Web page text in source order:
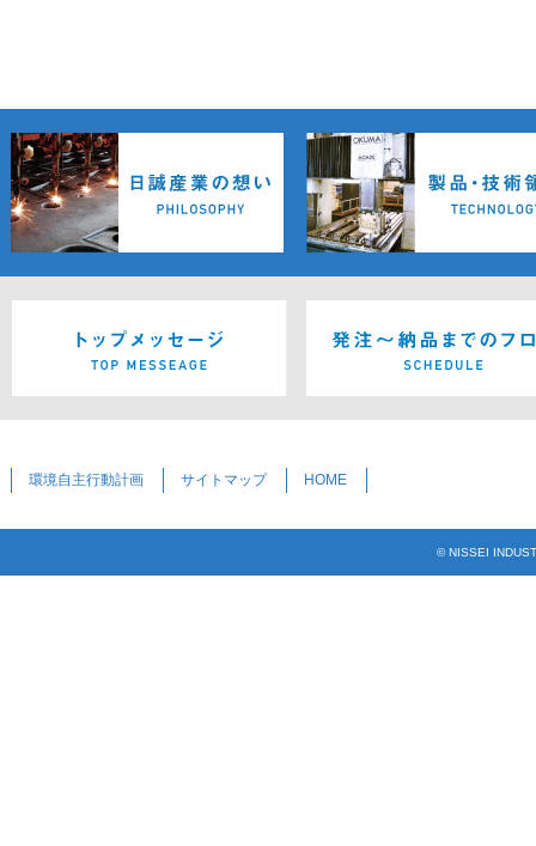
環境自主行動計画 サイトマップ HOME
© NISSEI